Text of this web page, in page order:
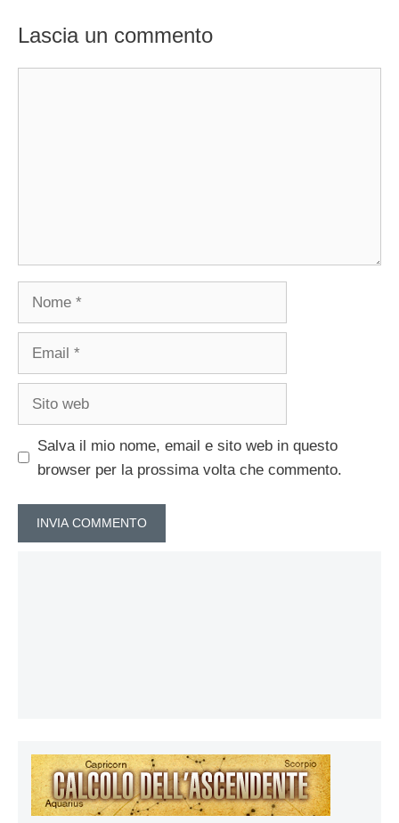
Lascia un commento
Salva il mio nome, email e sito web in questo
browser per la prossima volta che commento.